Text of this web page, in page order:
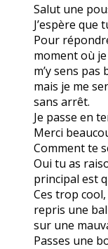
Salut une
J’espère que
Pour
moment où
m’y sens pas
mais je me
sans arrêt.
Je passe en
Merci
Comment te
Oui tu as
principal est
Ces trop
repris une
sur une
Passes une